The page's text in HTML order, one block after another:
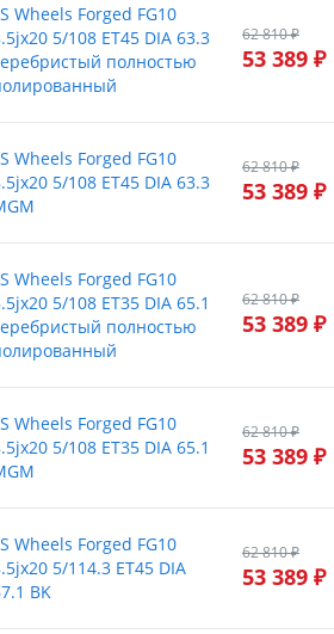
Wheels Forged FG10
5/108 ET45 DIA 63.3
полностью
62 810 ₽
53 389 ₽
Wheels Forged FG10
5/108 ET45 DIA 63.3
62 810 ₽
53 389 ₽
Wheels Forged FG10
5/108 ET35 DIA 65.1
полностью
62 810 ₽
53 389 ₽
Wheels Forged FG10
5/108 ET35 DIA 65.1
62 810 ₽
53 389 ₽
Wheels Forged FG10
5/114.3 ET45 DIA
BK
62 810 ₽
53 389 ₽